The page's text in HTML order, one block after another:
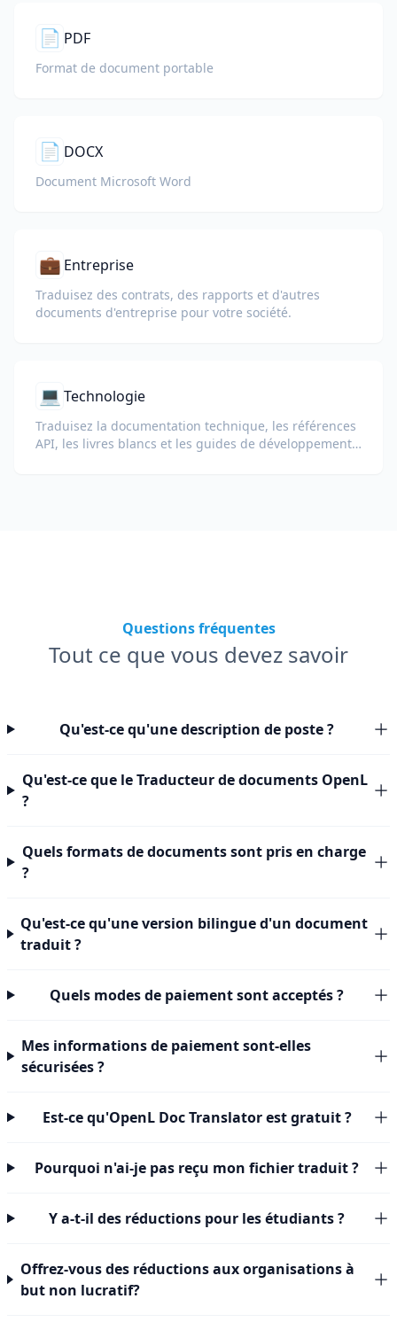
📄 PDF
Format de document portable
📄 DOCX
Document Microsoft Word
💼 Entreprise
Traduisez des contrats, des rapports et d'autres
documents d'entreprise pour votre société.
💻 Technologie
Traduisez la documentation technique, les références
API, les livres blancs et les guides de développement
Questions fréquentes
Tout ce que vous devez savoir
Qu'est-ce qu'une description de poste ?
Qu'est-ce que le Traducteur de documents OpenL
?
Quels formats de documents sont pris en charge
?
Qu'est-ce qu'une version bilingue d'un document
traduit ?
Quels modes de paiement sont acceptés ?
Mes informations de paiement sont-elles
sécurisées ?
Est-ce qu'OpenL Doc Translator est gratuit ?
Pourquoi n'ai-je pas reçu mon fichier traduit ?
Y a-t-il des réductions pour les étudiants ?
Offrez-vous des réductions aux organisations à
but non lucratif?